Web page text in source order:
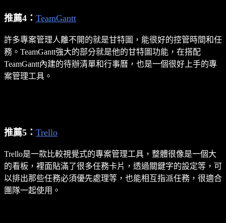
推薦4： TeamGantt
許多專案管理人離不開的就是甘特圖，能很好的控管時間和任
務。TeamGantt強大的部分就是他的甘特圖功能，在搭配
TeamGantt內建的待辦清單和行事曆，也是一個很好上手的專
案管理工具。
推薦5： Trello
Trello是一款比較視覺式的專案管理工具，整體很像是一個大
的看板，裡面貼滿了很多任務卡片，透過關鍵字的設定等，可
以排出那些任務必須優先處理等，也能相互指派任務，很適合
團隊一起使用。